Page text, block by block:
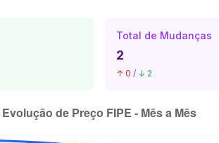
Total de Mudanças
2
↑ 0 / ↓ 2